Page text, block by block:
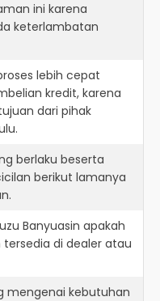
ini karena
keterlambatan
lebih cepat
kredit, karena
dari pihak
berlaku beserta
berikut lamanya
Banyuasin apakah
di dealer atau
mengenai kebutuhan